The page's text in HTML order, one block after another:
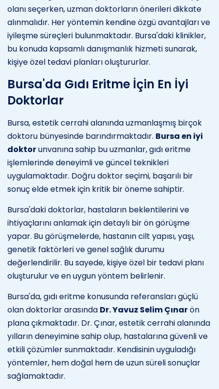
olanı seçerken, uzman doktorların önerileri dikkate
alınmalıdır. Her yöntemin kendine özgü avantajları ve
iyileşme süreçleri bulunmaktadır. Bursa'daki klinikler,
bu konuda kapsamlı danışmanlık hizmeti sunarak,
kişiye özel tedavi planları oluştururlar.
Bursa'da Gıdı Eritme İçin En İyi
Doktorlar
Bursa, estetik cerrahi alanında uzmanlaşmış birçok
doktoru bünyesinde barındırmaktadır. Bursa en iyi
doktorunvanına sahip bu uzmanlar, gıdı eritme
işlemlerinde deneyimli ve güncel teknikleri
uygulamaktadır. Doğru doktor seçimi, başarılı bir
sonuç elde etmek için kritik bir öneme sahiptir.
Bursa'daki doktorlar, hastaların beklentilerini ve
ihtiyaçlarını anlamak için detaylı bir ön görüşme
yapar. Bu görüşmelerde, hastanın cilt yapısı, yaşı,
genetik faktörleri ve genel sağlık durumu
değerlendirilir. Bu sayede, kişiye özel bir tedavi planı
oluşturulur ve en uygun yöntem belirlenir.
Bursa'da, gıdı eritme konusunda referansları güçlü
olan doktorlar arasında Dr. Yavuz Selim Çınarön
plana çıkmaktadır. Dr. Çınar, estetik cerrahi alanında
yılların deneyimine sahip olup, hastalarına güvenli ve
etkili çözümler sunmaktadır. Kendisinin uyguladığı
yöntemler, hem doğal hem de uzun süreli sonuçlar
sağlamaktadır.